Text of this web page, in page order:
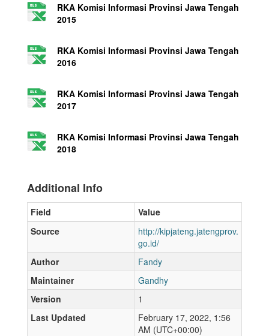
RKA Komisi Informasi Provinsi Jawa Tengah
2015
RKA Komisi Informasi Provinsi Jawa Tengah
2016
RKA Komisi Informasi Provinsi Jawa Tengah
2017
RKA Komisi Informasi Provinsi Jawa Tengah
2018
Additional Info
Field
Value
Source
http://kipjateng.jatengprov.
go.id/
Author
Fandy
Maintainer
Gandhy
Version
1
Last Updated
February 17, 2022, 1:56
AM (UTC+00:00)